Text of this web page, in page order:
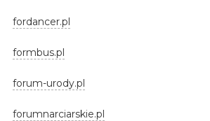
fordancer.pl
formbus.pl
forum-urody.pl
forumnarciarskie.pl